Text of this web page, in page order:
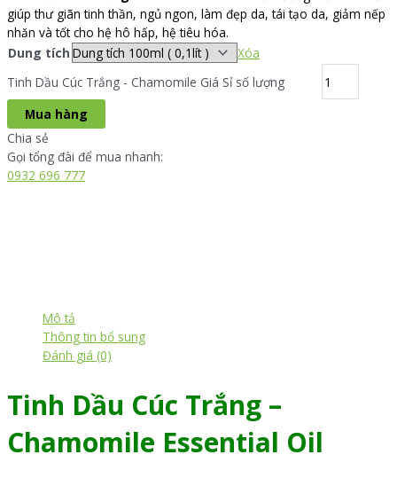
giúp thư giãn tinh thần, ngủ ngon, làm đẹp da, tái tạo da, giảm nếp
nhăn và tốt cho hệ hô hấp, hệ tiêu hóa.
Dung tích
Xóa
Tinh Dầu Cúc Trắng - Chamomile Giá Sỉ số lượng
Mua hàng
Chia sẻ
Gọi tổng đài để mua nhanh:
0932 696 777
Mô tả
Thông tin bổ sung
Đánh giá (0)
Tinh Dầu Cúc Trắng –
Chamomile Essential Oil